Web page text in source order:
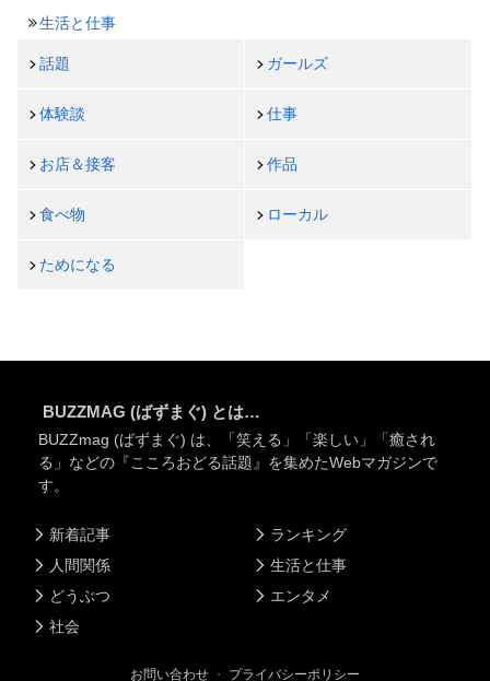
生活と仕事
話題 ガールズ
体験談 仕事
お店＆接客 作品
食べ物 ローカル
ためになる
BUZZMAG (ばずまぐ) とは…
BUZZmag (ばずまぐ) は、「笑える」「楽しい」「癒され
る」などの『こころおどる話題』を集めたWebマガジンで
す。
新着記事
人間関係
どうぶつ
社会
ランキング
生活と仕事
エンタメ
お問い合わせ ・ プライバシーポリシー